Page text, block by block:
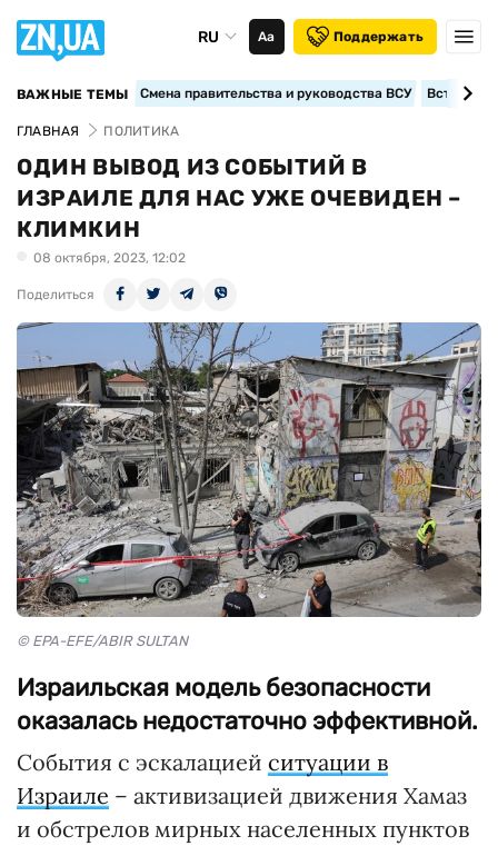
RU Аа Поддержать
ВАЖНЫЕ ТЕМЫ Смена правительства и руководства ВСУ
ГЛАВНАЯ ПОЛИТИКА
ОДИН ВЫВОД ИЗ СОБЫТИЙ В
ИЗРАИЛЕ ДЛЯ НАС УЖЕ ОЧЕВИДЕН –
КЛИМКИН
08 октября, 2023, 12:02
Поделиться
© EPA-EFE/ABIR SULTAN
Израильская модель безопасности
оказалась недостаточно эффективной.
События с эскалацией ситуации в
Израиле – активизацией движения Хамаз
и обстрелов мирных населенных пунктов